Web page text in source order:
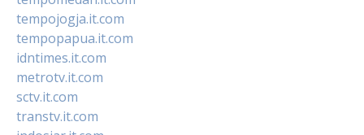
tempojogja.it.com
tempopapua.it.com
idntimes.it.com
metrotv.it.com
sctv.it.com
transtv.it.com